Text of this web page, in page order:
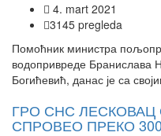
4. mart 2021
3145 pregleda
Помоћник министра
водопривреде Бранислава
Богићевић, данас је са
ГРО СНС
СПРОВЕО ПРЕКО